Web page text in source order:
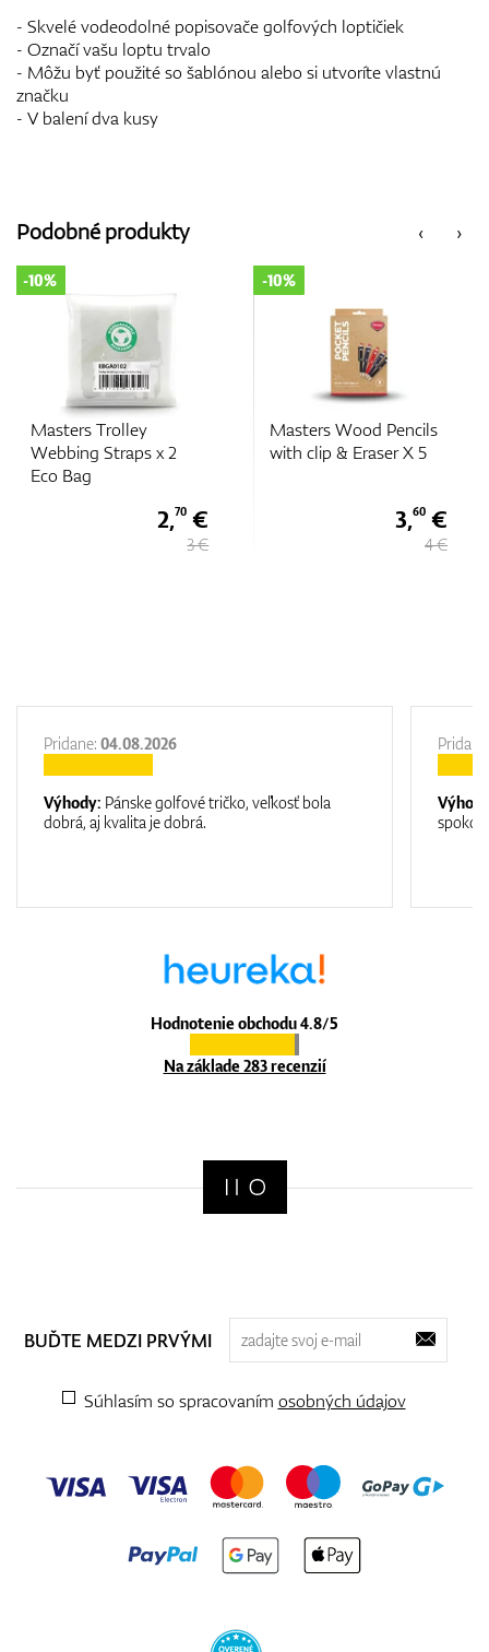
- Skvelé vodeodolné popisovače golfových loptičiek
- Označí vašu loptu trvalo
- Môžu byť použité so šablónou alebo si utvoríte vlastnú
značku
- V balení dva kusy
‹
Podobné produkty ›
Masters Trolley
Webbing Straps x 2
Eco Bag
-10%
2,70 €
3 €
Masters Wood Pencils
with clip & Eraser X 5
-10%
3,60 €
4 €
Hodnotenie obchodu 4.8/5
Na základe 283 recenzií
Pridane: 04.08.2026
Výhody: Pánske golfové tričko, veľkosť bola
dobrá, aj kvalita je dobrá.
BUĎTE MEDZI PRVÝMI
Súhlasím so spracovaním osobných údajov